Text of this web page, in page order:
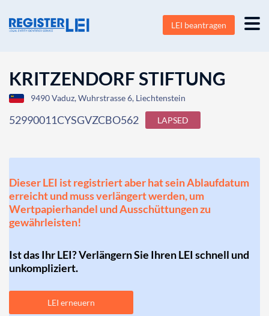
LEI beantragen
KRITZENDORF STIFTUNG
9490 Vaduz, Wuhrstrasse 6, Liechtenstein
52990011CYSGVZCBO562 LAPSED
Dieser LEI ist registriert aber hat sein Ablaufdatum
erreicht und muss verlängert werden, um
Wertpapierhandel und Ausschüttungen zu
gewährleisten!
Ist das Ihr LEI? Verlängern Sie Ihren LEI schnell und
unkompliziert.
LEI erneuern